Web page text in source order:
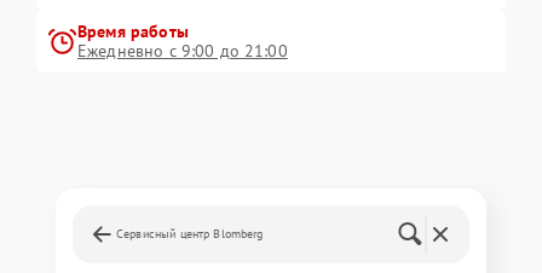
Время работы
Ежедневно с 9:00 до 21:00
Сервисный центр Blomberg